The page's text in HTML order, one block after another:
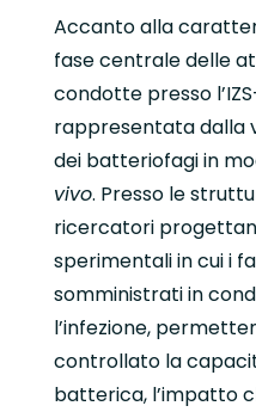
Accanto alla
fase centrale delle
condotte presso
rappresentata dalla
dei batteriofagi in
vivo. Presso le
ricercatori
sperimentali in cui i
somministrati in
l’infezione,
controllato la
batterica, l’impatto